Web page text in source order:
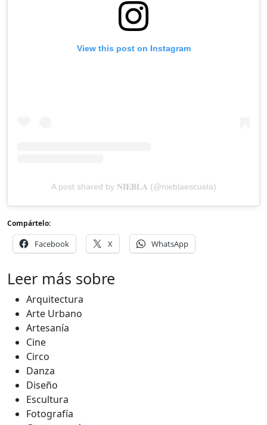
View this post on Instagram
A post shared by 𝐍𝐈𝐄𝐁𝐋𝐀 (@nieblaescuela)
Compártelo:
Facebook X WhatsApp
Leer más sobre
Arquitectura
Arte Urbano
Artesanía
Cine
Circo
Danza
Diseño
Escultura
Fotografía